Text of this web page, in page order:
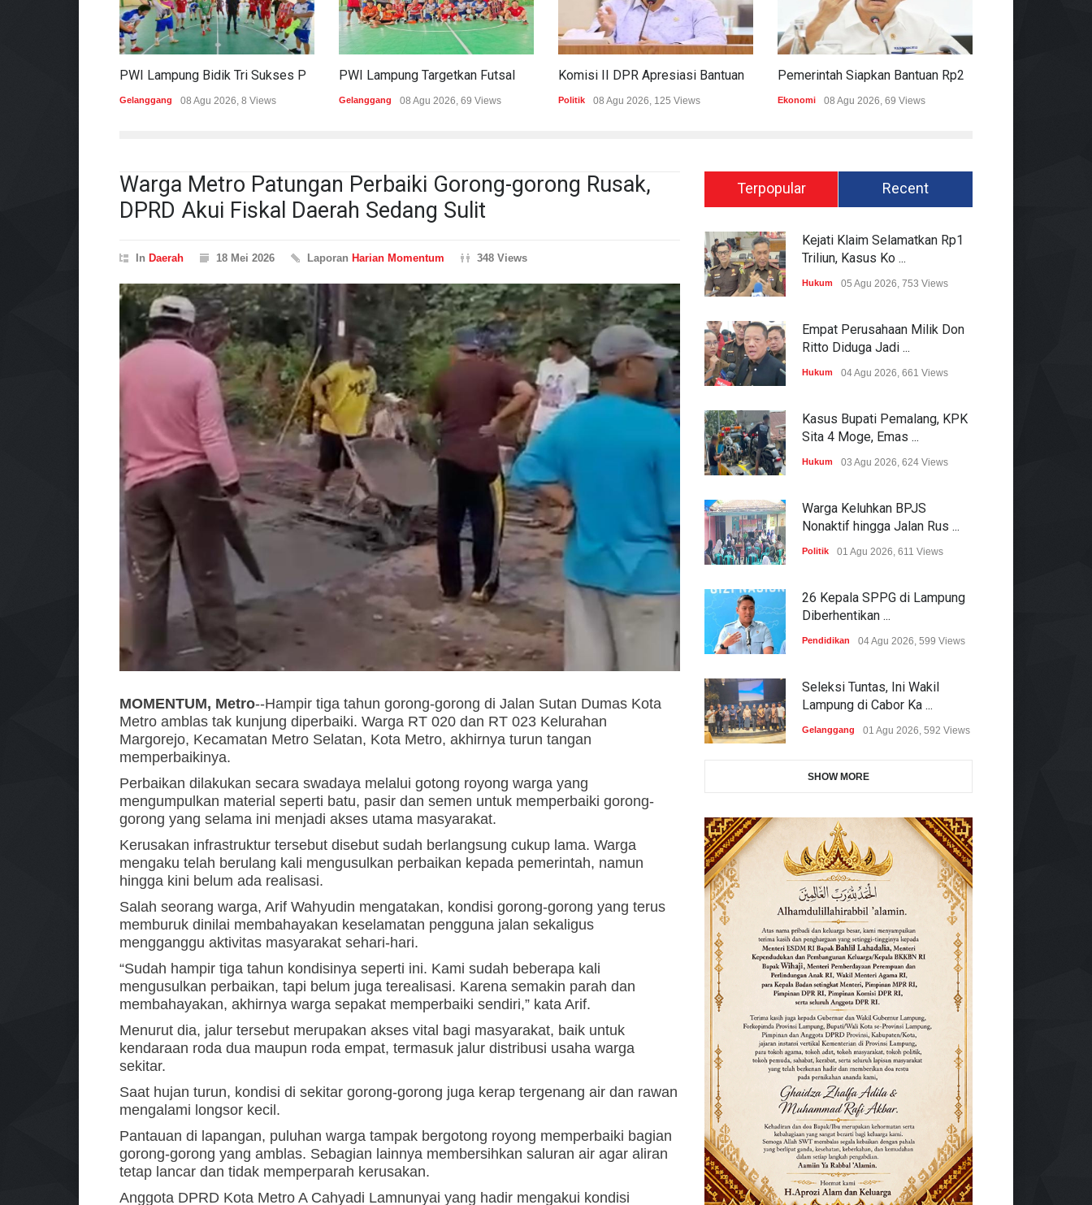
Gelanggang 08 Agu 2026, 8 Views Gelanggang 08 Agu 2026, 69 Views Politik 08 Agu 2026, 125 Views Ekonomi 08 Agu 2026, 69 Views
Warga Metro Patungan Perbaiki Gorong-gorong Rusak,
DPRD Akui Fiskal Daerah Sedang Sulit
In Daerah 18 Mei 2026 Laporan Harian Momentum 348 Views
MOMENTUM, Metro--Hampir tiga tahun gorong-gorong di Jalan Sutan Dumas Kota
Metro amblas tak kunjung diperbaiki. Warga RT 020 dan RT 023 Kelurahan
Margorejo, Kecamatan Metro Selatan, Kota Metro, akhirnya turun tangan
memperbaikinya.
Perbaikan dilakukan secara swadaya melalui gotong royong warga yang
mengumpulkan material seperti batu, pasir dan semen untuk memperbaiki gorong-
gorong yang selama ini menjadi akses utama masyarakat.
Kerusakan infrastruktur tersebut disebut sudah berlangsung cukup lama. Warga
mengaku telah berulang kali mengusulkan perbaikan kepada pemerintah, namun
hingga kini belum ada realisasi.
Salah seorang warga, Arif Wahyudin mengatakan, kondisi gorong-gorong yang terus
memburuk dinilai membahayakan keselamatan pengguna jalan sekaligus
mengganggu aktivitas masyarakat sehari-hari.
“Sudah hampir tiga tahun kondisinya seperti ini. Kami sudah beberapa kali
mengusulkan perbaikan, tapi belum juga terealisasi. Karena semakin parah dan
membahayakan, akhirnya warga sepakat memperbaiki sendiri,” kata Arif.
Menurut dia, jalur tersebut merupakan akses vital bagi masyarakat, baik untuk
kendaraan roda dua maupun roda empat, termasuk jalur distribusi usaha warga
sekitar.
Saat hujan turun, kondisi di sekitar gorong-gorong juga kerap tergenang air dan rawan
mengalami longsor kecil.
Pantauan di lapangan, puluhan warga tampak bergotong royong memperbaiki bagian
gorong-gorong yang amblas. Sebagian lainnya membersihkan saluran air agar aliran
tetap lancar dan tidak memperparah kerusakan.
Anggota DPRD Kota Metro A Cahyadi Lamnunyai yang hadir mengakui kondisi
Terpopular Recent
Kejati Klaim Selamatkan Rp1
Triliun, Kasus Ko ...
Hukum 05 Agu 2026, 753 Views
Empat Perusahaan Milik Don
Ritto Diduga Jadi ...
Hukum 04 Agu 2026, 661 Views
Kasus Bupati Pemalang, KPK
Sita 4 Moge, Emas ...
Hukum 03 Agu 2026, 624 Views
Warga Keluhkan BPJS
Nonaktif hingga Jalan Rus ...
Politik 01 Agu 2026, 611 Views
26 Kepala SPPG di Lampung
Diberhentikan ...
Pendidikan 04 Agu 2026, 599 Views
Seleksi Tuntas, Ini Wakil
Lampung di Cabor Ka ...
Gelanggang 01 Agu 2026, 592 Views
SHOW MORE